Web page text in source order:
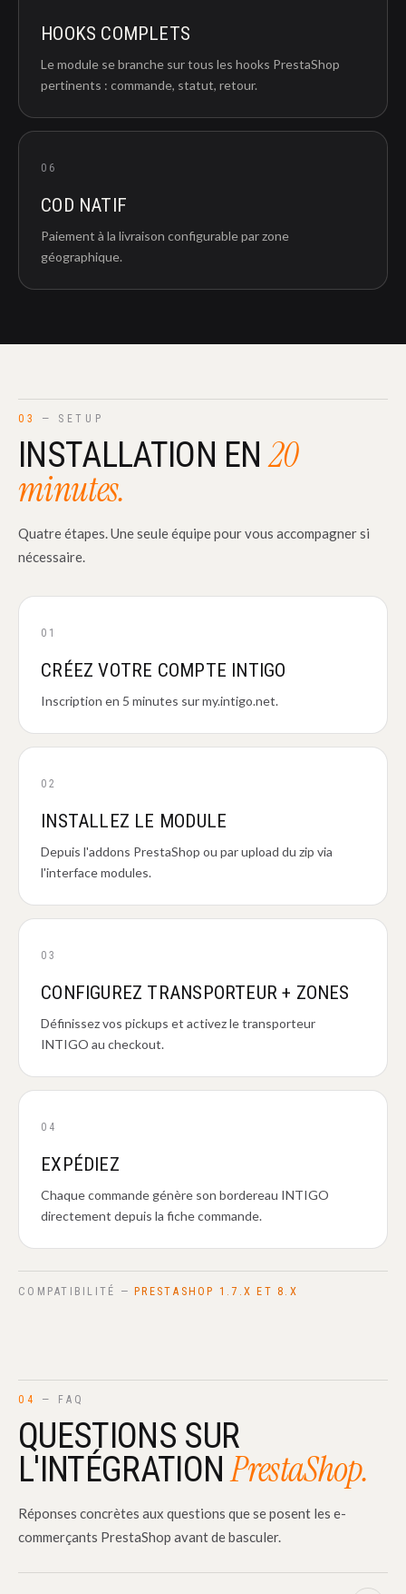
HOOKS COMPLETS
Le module se branche sur tous les hooks PrestaShop
pertinents : commande, statut, retour.
06
COD NATIF
Paiement à la livraison configurable par zone
géographique.
03 — SETUP
INSTALLATION EN20
minutes.
Quatre étapes. Une seule équipe pour vous accompagner si
nécessaire.
01
CRÉEZ VOTRE COMPTE INTIGO
Inscription en 5 minutes sur my.intigo.net.
02
INSTALLEZ LE MODULE
Depuis l'addons PrestaShop ou par upload du zip via
l'interface modules.
03
CONFIGUREZ TRANSPORTEUR + ZONES
Définissez vos pickups et activez le transporteur
INTIGO au checkout.
04
EXPÉDIEZ
Chaque commande génère son bordereau INTIGO
directement depuis la fiche commande.
COMPATIBILITÉ —PRESTASHOP 1.7.X ET 8.X
04 — FAQ
QUESTIONS SUR
L'INTÉGRATIONPrestaShop.
Réponses concrètes aux questions que se posent les e-
commerçants PrestaShop avant de basculer.